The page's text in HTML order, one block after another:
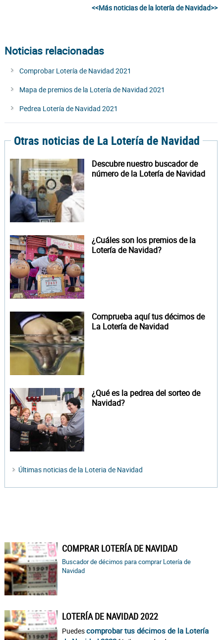
<<Más noticias de la lotería de Navidad>>
Noticias relacionadas
Comprobar Lotería de Navidad 2021
Mapa de premios de la Lotería de Navidad 2021
Pedrea Lotería de Navidad 2021
Otras noticias de La Lotería de Navidad
Descubre nuestro buscador de
número de la Lotería de Navidad
¿Cuáles son los premios de la
Lotería de Navidad?
Comprueba aquí tus décimos de
La Lotería de Navidad
¿Qué es la pedrea del sorteo de
Navidad?
Últimas noticias de la Loteria de Navidad
COMPRAR LOTERÍA DE NAVIDAD
Buscador de décimos para comprar Lotería de
Navidad
LOTERÍA DE NAVIDAD 2022
Puedescomprobar tus décimos de la Lotería